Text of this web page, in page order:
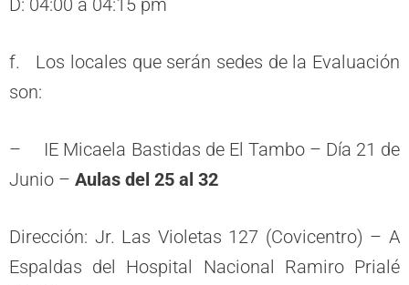
D: 04:00 a 04:15 pm
f. Los locales que serán sedes de la Evaluación
son:
– IE Micaela Bastidas de El Tambo – Día 21 de
Junio – Aulas del 25 al 32
Dirección: Jr. Las Violetas 127 (Covicentro) – A
Espaldas del Hospital Nacional Ramiro Prialé